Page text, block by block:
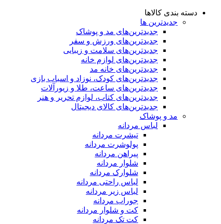
دسته بندی کالاها
جدیدترین ها
جدید‌ترین‌های مد و پوشاک
جدید‌ترین‌های ورزش و سفر
جدید‌ترین‌های سلامت و زیبایی
جدید‌ترین‌های لوازم خانه
جدیدترین‌های خانه مد
جدید‌ترین‌های کودک، نوزاد و اسباب بازی
جدید‌ترین‌های ساعت، طلا و زیورآلات
جدید‌ترین‌های کتاب، لوازم تحریر و هنر
جدید‌ترین‌های کالای دیجیتال
مد و پوشاک
لباس مردانه
تیشرت مردانه
پولوشرت مردانه
پیراهن مردانه
شلوار مردانه
شلوارک مردانه
لباس راحتی مردانه
لباس زیر مردانه
جوراب مردانه
کت و شلوار مردانه
کت تک مردانه